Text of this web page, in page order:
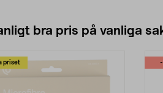
bra pris på vanliga
priset -